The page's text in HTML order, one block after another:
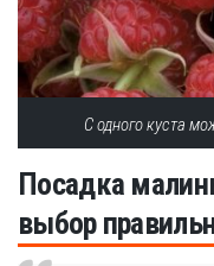
С одного куста
Посадка
выбор